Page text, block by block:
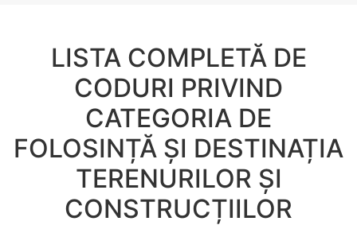
LISTA COMPLETĂ DE
CODURI PRIVIND
CATEGORIA DE
FOLOSINȚĂ ȘI DESTINAȚIA
TERENURILOR ȘI
CONSTRUCȚIILOR